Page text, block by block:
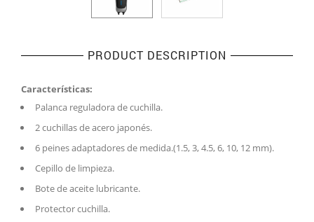
PRODUCT DESCRIPTION
Características:
Palanca reguladora de cuchilla.
2 cuchillas de acero japonés.
6 peines adaptadores de medida.(1.5, 3, 4.5, 6, 10, 12 mm).
Cepillo de limpieza.
Bote de aceite lubricante.
Protector cuchilla.